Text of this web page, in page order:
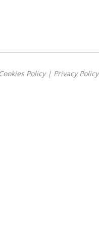
Cookies Policy| Privacy Policy